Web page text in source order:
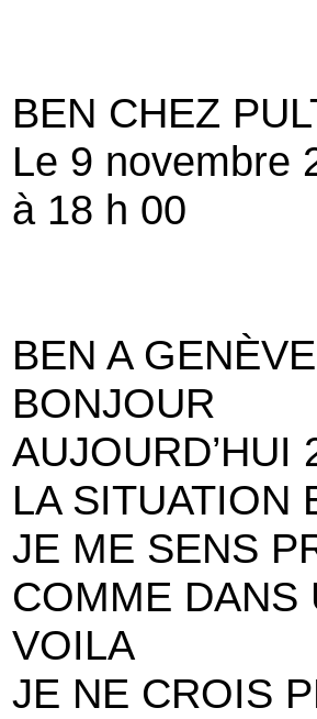
BEN CHEZ
Le 9 novembre
à 18 h 00
BEN A
BONJOUR
AUJOURD’HUI
LA SITUATION
JE ME SENS
COMME DANS
VOILA
JE NE CROIS